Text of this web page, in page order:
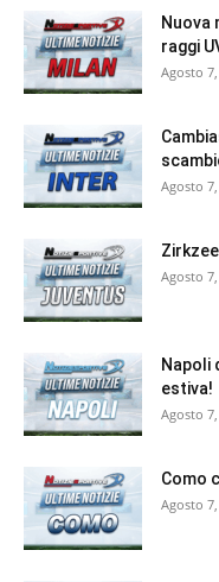
Nuova
raggi
Agosto
Agosto
Agosto
Napoli
estiva!
Agosto
Como
Agosto